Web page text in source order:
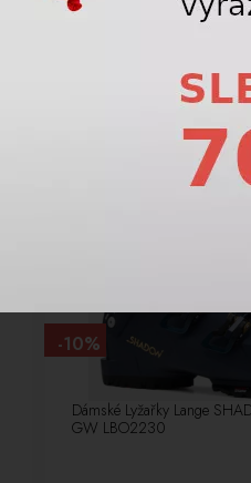
5
Dámské Lyžařky Lange
GW LBO2230
-10%